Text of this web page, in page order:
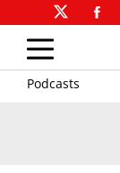
Podcasts